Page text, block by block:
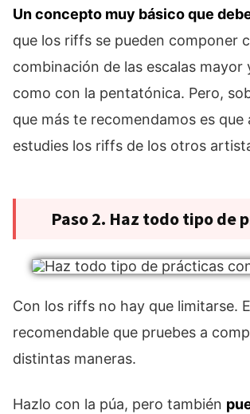
Un concepto muy básico que
que los riffs se pueden componer
combinación de las escalas mayor
como con la pentatónica. Pero,
que más te recomendamos es que
estudies los riffs de los otros
Paso 2. Haz todo tipo de
Con los riffs no hay que limitarse.
recomendable que pruebes a
distintas maneras.
Hazlo con la púa, pero también